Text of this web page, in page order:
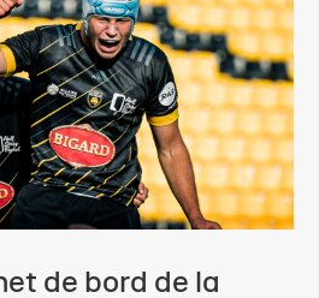
de bord de la